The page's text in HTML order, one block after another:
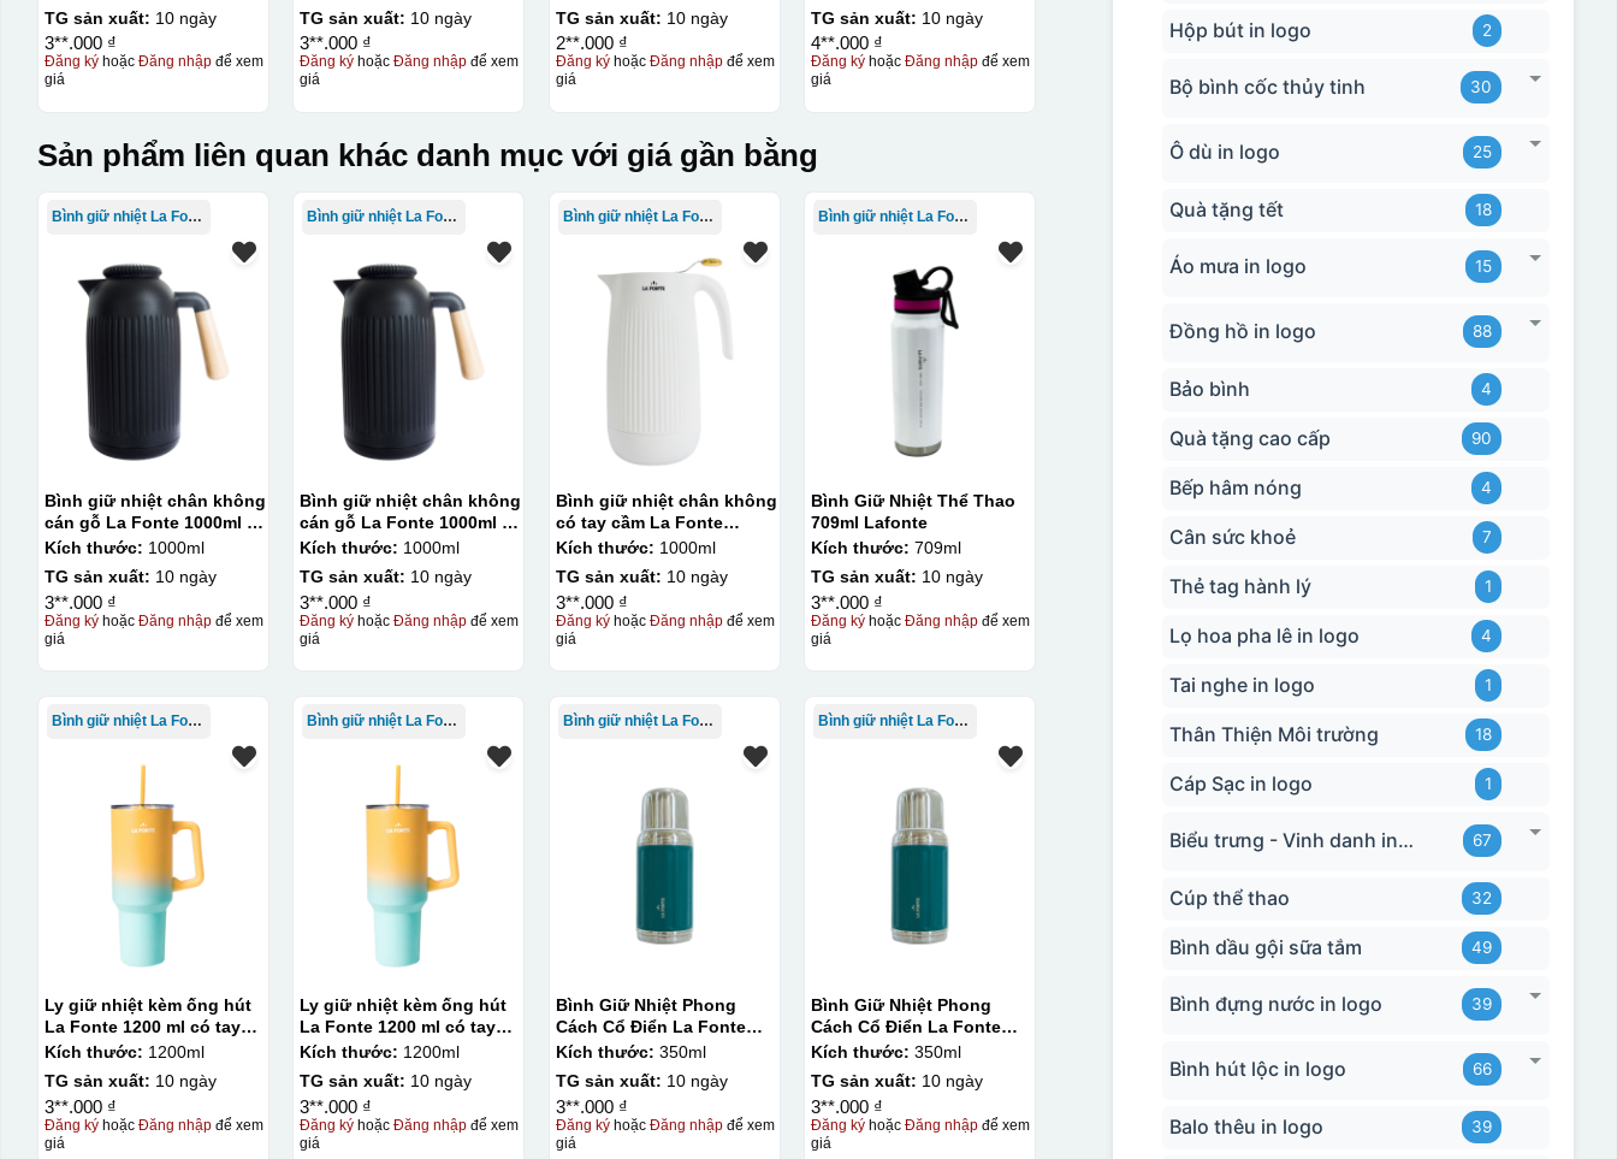
Kiểu in:
Hộp xi lót lụa
Hộp xi ấm chén
TG sản xuất: 10 ngày
3**.000 ₫
Đăng kýhoặc Đăng nhậpđể xem
giá
TG sản xuất: 10 ngày
3**.000 ₫
Đăng ký hoặcĐăng nhập để xem
giá
TG sản xuất: 10 ngày
2**.000 ₫
Đăng kýhoặc Đăng nhậpđể xem
giá
TG sản xuất: 10 ngày
4**.000 ₫
Đăng ký hoặcĐăng nhập để xem
giá
Sản phẩm liên quan khác danh mục với giá gần bằng
Bình giữ nhiệt La Fonte
Bình giữ nhiệt chân không
cán gỗ La Fonte 1000ml –
011679
Kích thước: 1000ml
TG sản xuất: 10 ngày
3**.000 ₫
Đăng kýhoặc Đăng nhậpđể xem
giá
Bình giữ nhiệt La Fonte
Bình giữ nhiệt chân không
cán gỗ La Fonte 1000ml –
011679
Kích thước: 1000ml
TG sản xuất: 10 ngày
3**.000 ₫
Đăng ký hoặcĐăng nhập để xem
giá
Bình giữ nhiệt La Fonte
Bình giữ nhiệt chân không
có tay cầm La Fonte
1000ml – 011655
Kích thước: 1000ml
TG sản xuất: 10 ngày
3**.000 ₫
Đăng kýhoặc Đăng nhậpđể xem
giá
Bình giữ nhiệt La Fonte
Bình Giữ Nhiệt Thể Thao
709ml Lafonte
Kích thước: 709ml
TG sản xuất: 10 ngày
3**.000 ₫
Đăng ký hoặcĐăng nhập để xem
giá
Bình giữ nhiệt La Fonte
Ly giữ nhiệt kèm ống hút
La Fonte 1200 ml có tay
cầm – 012317
Kích thước: 1200ml
TG sản xuất: 10 ngày
3**.000 ₫
Đăng kýhoặc Đăng nhậpđể xem
giá
Bình giữ nhiệt La Fonte
Ly giữ nhiệt kèm ống hút
La Fonte 1200 ml có tay
cầm – 012317
Kích thước: 1200ml
TG sản xuất: 10 ngày
3**.000 ₫
Đăng ký hoặcĐăng nhập để xem
giá
Bình giữ nhiệt La Fonte
Bình Giữ Nhiệt Phong
Cách Cổ Điển La Fonte
350ml
Kích thước: 350ml
TG sản xuất: 10 ngày
3**.000 ₫
Đăng kýhoặc Đăng nhậpđể xem
giá
Bình giữ nhiệt La Fonte
Bình Giữ Nhiệt Phong
Cách Cổ Điển La Fonte
350ml
Kích thước: 350ml
TG sản xuất: 10 ngày
3**.000 ₫
Đăng ký hoặcĐăng nhập để xem
giá
Hộp bút in logo 2
Bộ bình cốc thủy tinh 30
Ô dù in logo 25
Quà tặng tết 18
Áo mưa in logo 15
Đồng hồ in logo 88
Bảo bình 4
Quà tặng cao cấp 90
Bếp hâm nóng 4
Cân sức khoẻ 7
Thẻ tag hành lý 1
Lọ hoa pha lê in logo 4
Tai nghe in logo 1
Thân Thiện Môi trường 18
Cáp Sạc in logo 1
Biểu trưng - Vinh danh in logo 67
Cúp thể thao 32
Bình dầu gội sữa tắm 49
Bình đựng nước in logo 39
Bình hút lộc in logo 66
Balo thêu in logo 39